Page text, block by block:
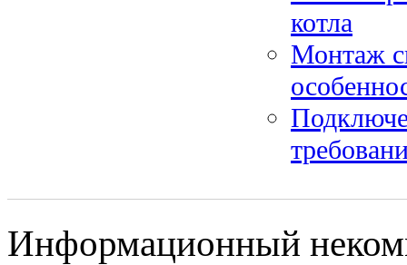
котла
Монтаж
Информационный